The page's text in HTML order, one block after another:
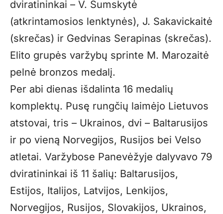
dviratininkai – V. Šumskytė
(atkrintamosios lenktynės), J. Sakavickaitė
(skrečas) ir Gedvinas Serapinas (skrečas).
Elito grupės varžybų sprinte M. Marozaitė
pelnė bronzos medalį.
Per abi dienas išdalinta 16 medalių
komplektų. Pusę rungčių laimėjo Lietuvos
atstovai, tris – Ukrainos, dvi – Baltarusijos
ir po vieną Norvegijos, Rusijos bei Velso
atletai. Varžybose Panevėžyje dalyvavo 79
dviratininkai iš 11 šalių: Baltarusijos,
Estijos, Italijos, Latvijos, Lenkijos,
Norvegijos, Rusijos, Slovakijos, Ukrainos,